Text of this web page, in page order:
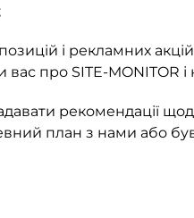
і рекламних акцій,
про SITE-MONITOR і
рекомендації
план з нами або